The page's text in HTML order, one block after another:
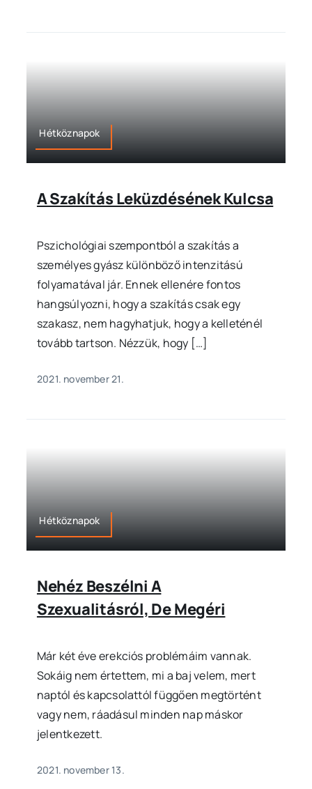
Hétköznapok
A Szakítás Leküzdésének Kulcsa
Pszichológiai szempontból a szakítás a
személyes gyász különböző intenzitású
folyamatával jár. Ennek ellenére fontos
hangsúlyozni, hogy a szakítás csak egy
szakasz, nem hagyhatjuk, hogy a kelleténél
tovább tartson. Nézzük, hogy […]
2021. november 21.
Hétköznapok
Nehéz Beszélni A
Szexualitásról, De Megéri
Már két éve erekciós problémáim vannak.
Sokáig nem értettem, mi a baj velem, mert
naptól és kapcsolattól függően megtörtént
vagy nem, ráadásul minden nap máskor
jelentkezett.
2021. november 13.